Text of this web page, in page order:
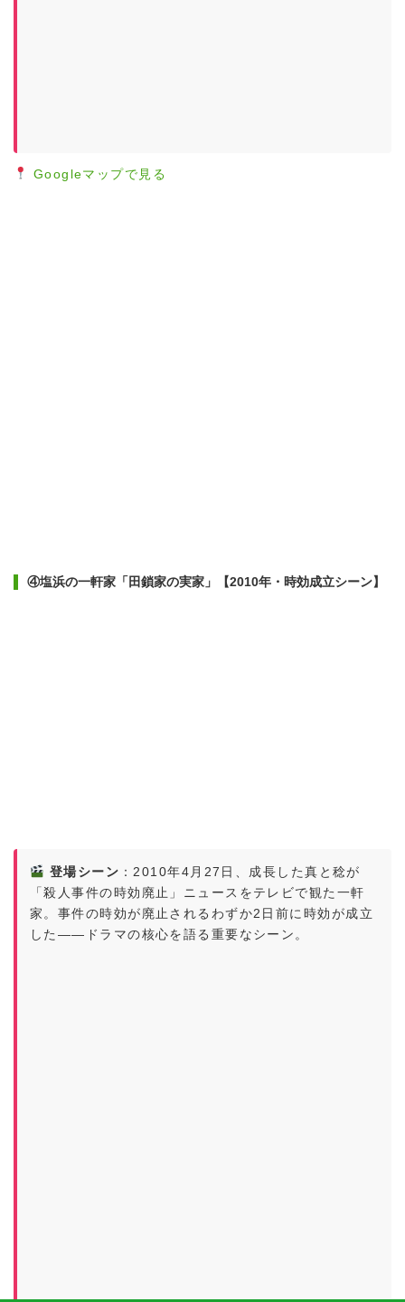
Googleマップで見る
④塩浜の一軒家「田鎖家の実家」【2010年・時効成立シーン】
登場シーン ：2010年4月27日、成長した真と稔が
「殺人事件の時効廃止」ニュースをテレビで観た一軒
家。事件の時効が廃止されるわずか2日前に時効が成立
した——ドラマの核心を語る重要なシーン。